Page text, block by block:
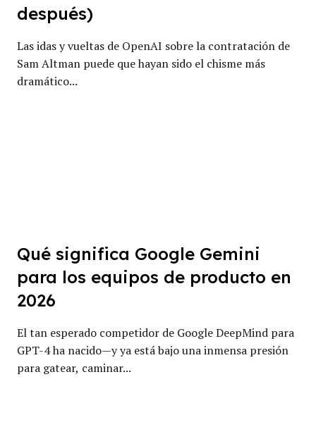
después)
Las idas y vueltas de OpenAI sobre la contratación de
Sam Altman puede que hayan sido el chisme más
dramático...
Qué significa Google Gemini
para los equipos de producto en
2026
El tan esperado competidor de Google DeepMind para
GPT-4 ha nacido—y ya está bajo una inmensa presión
para gatear, caminar...